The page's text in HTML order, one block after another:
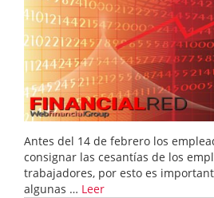
Antes del 14 de febrero los
consignar las cesantías de los
trabajadores, por esto es
algunas … Leer